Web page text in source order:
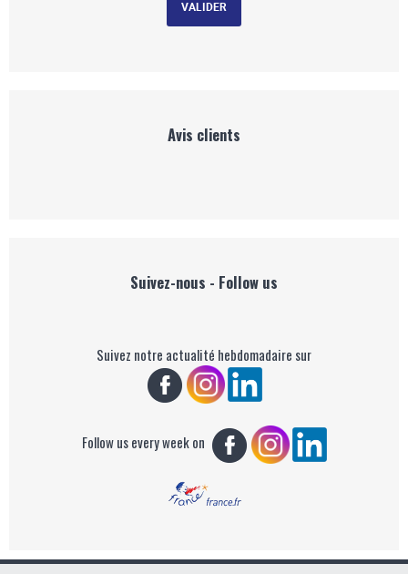
Avis clients
Suivez-nous - Follow us
Suivez notre actualité hebdomadaire sur
Follow us every week on